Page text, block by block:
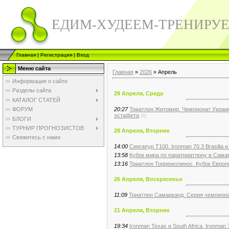
ЕДИМ-ХУДЕЕМ-
Главная|Регистрация|Вход
Меню сайта
Информация о сайте
Разделы сайта
КАТАЛОГ СТАТЕЙ
ФОРУМ
БЛОГИ
ТУРНИР ПРОГНОЗИСТОВ
Свяжитесь с нами
Главная » 2026 » Апрель
29 Апреля, Среда
20:27 Триатлон Житомир. Чемпионат
эстафета (0)
28 Апреля, Вторник
14:00 Сингапур Т100. Ironman 70.3 Brasilia
13:58 Кубок мира по паратриатлону в
13:16 Триатлон Торремолинос. Кубок
26 Апреля, Воскресенье
11:09 Триатлон Самарканд. Серия
21 Апреля, Вторник
19:34 Ironman Texas и South Africa,